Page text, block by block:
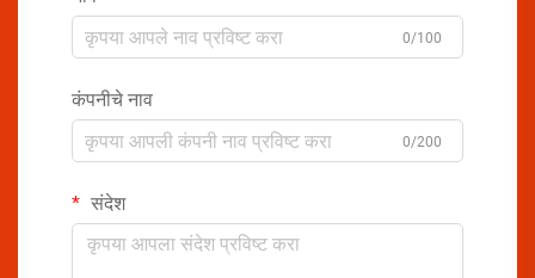
0/100
कंपनीचे नाव
0/200
संदेश